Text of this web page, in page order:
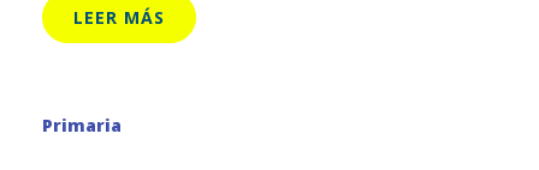
LEER MÁS
Primaria